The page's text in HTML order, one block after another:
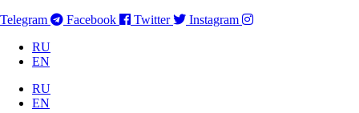
Telegram
Facebook Twitter
Instagram
RU
EN
RU
EN